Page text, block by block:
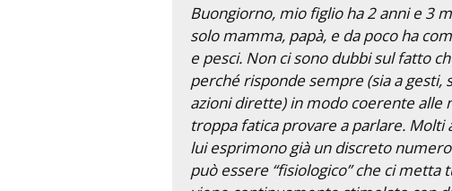
Buongiorno, mio figlio ha 2 anni e 3
solo mamma, papà, e da poco ha
e pesci. Non ci sono dubbi sul fatto
perché risponde sempre (sia a gesti,
azioni dirette) in modo coerente alle
troppa fatica provare a parlare. Molti
lui esprimono già un discreto
può essere “fisiologico” che ci